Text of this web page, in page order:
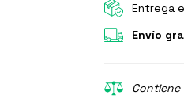
Entrega
Envío
Contiene